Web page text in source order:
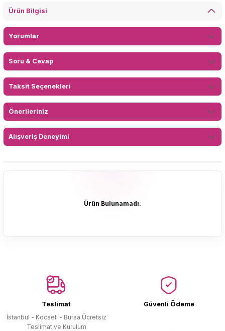
Ürün Bilgisi
Yorumlar
Soru & Cevap
Taksit Seçenekleri
Önerileriniz
Alışveriş Deneyimi
Ürün Bulunamadı.
Teslimat
İstanbul - Kocaeli - Bursa Ücretsiz
Teslimat ve Kurulum
Güvenli Ödeme